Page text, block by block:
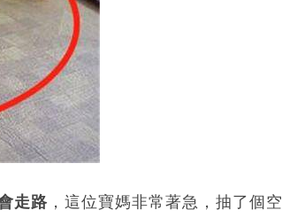
走路 ，這位寶媽非常著急，抽了個空